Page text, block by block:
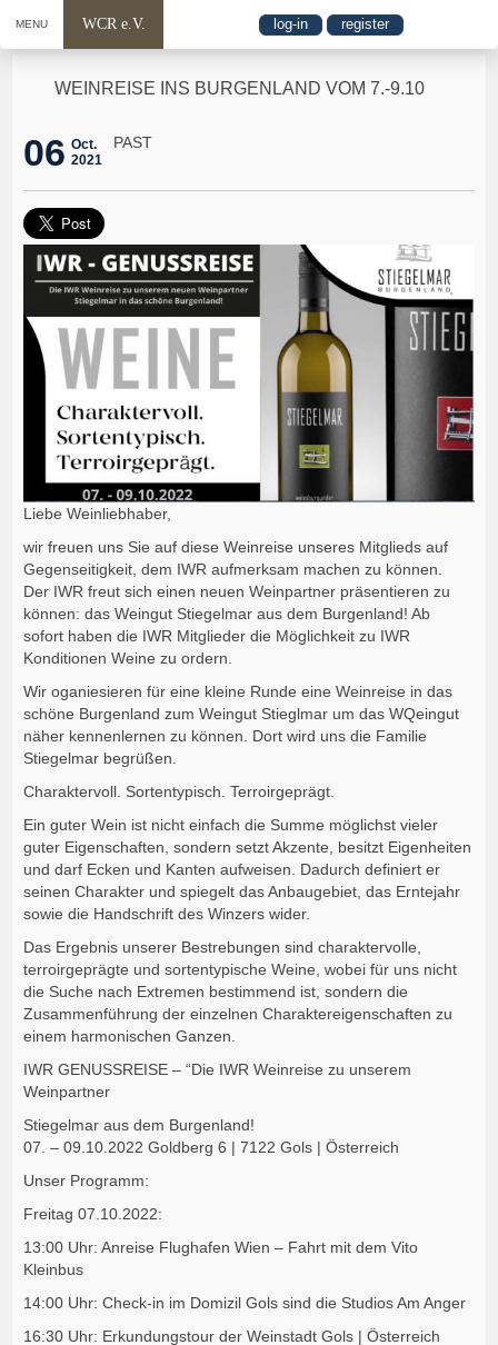
MENU WCR e.V. log-in register
WEINREISE INS BURGENLAND VOM 7.-9.10
06 Oct.
2021
PAST
Liebe Weinliebhaber,
wir freuen uns Sie auf diese Weinreise unseres Mitglieds auf
Gegenseitigkeit, dem IWR aufmerksam machen zu können.
Der IWR freut sich einen neuen Weinpartner präsentieren zu
können: das Weingut Stiegelmar aus dem Burgenland! Ab
sofort haben die IWR Mitglieder die Möglichkeit zu IWR
Konditionen Weine zu ordern.
Wir oganiesieren für eine kleine Runde eine Weinreise in das
schöne Burgenland zum Weingut Stieglmar um das WQeingut
näher kennenlernen zu können. Dort wird uns die Familie
Stiegelmar begrüßen.
Charaktervoll. Sortentypisch. Terroirgeprägt.
Ein guter Wein ist nicht einfach die Summe möglichst vieler
guter Eigenschaften, sondern setzt Akzente, besitzt Eigenheiten
und darf Ecken und Kanten aufweisen. Dadurch definiert er
seinen Charakter und spiegelt das Anbaugebiet, das Erntejahr
sowie die Handschrift des Winzers wider.
Das Ergebnis unserer Bestrebungen sind charaktervolle,
terroirgeprägte und sortentypische Weine, wobei für uns nicht
die Suche nach Extremen bestimmend ist, sondern die
Zusammenführung der einzelnen Charaktereigenschaften zu
einem harmonischen Ganzen.
IWR GENUSSREISE – “Die IWR Weinreise zu unserem
Weinpartner
Stiegelmar aus dem Burgenland!
07. – 09.10.2022 Goldberg 6 | 7122 Gols | Österreich
Unser Programm:
Freitag 07.10.2022:
13:00 Uhr: Anreise Flughafen Wien – Fahrt mit dem Vito
Kleinbus
14:00 Uhr: Check-in im Domizil Gols sind die Studios Am Anger
16:30 Uhr: Erkundungstour der Weinstadt Gols | Österreich